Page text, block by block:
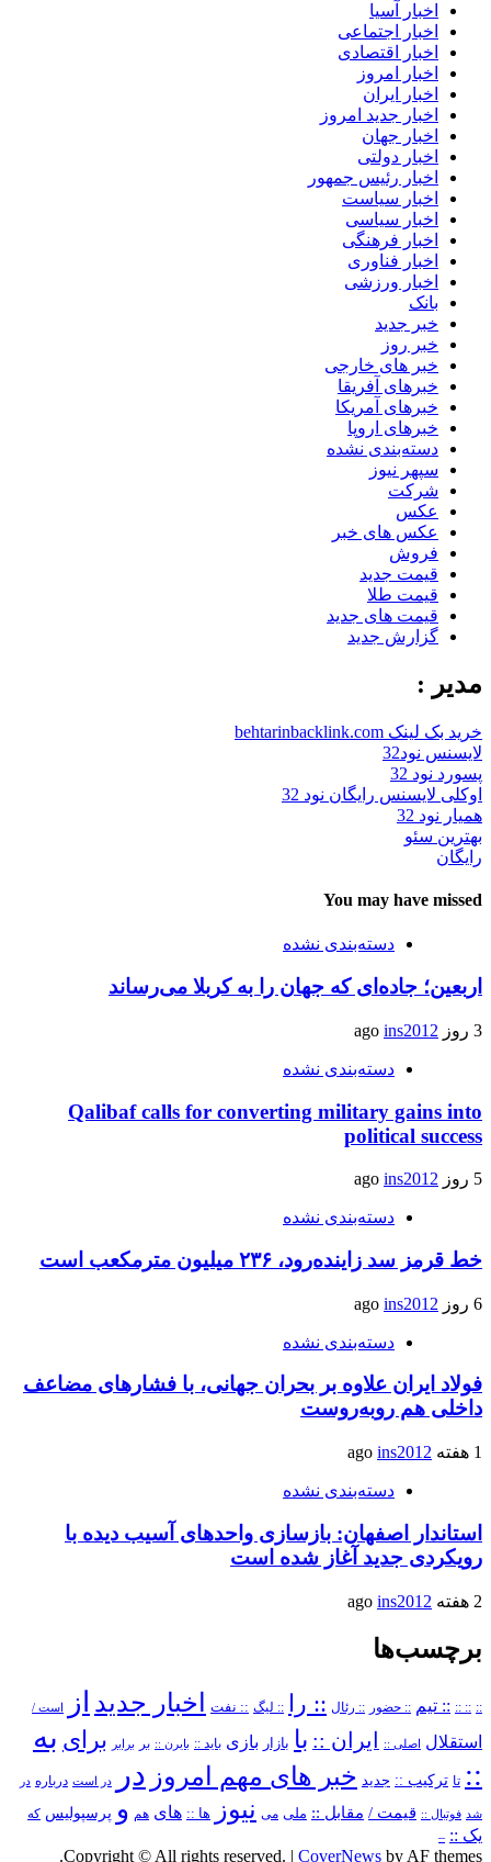
اخبار آسیا
اخبار اجتماعی
اخبار اقتصادی
اخبار امروز
اخبار ایران
اخبار جدید امروز
اخبار جهان
اخبار دولتی
اخبار رئیس جمهور
اخبار سیاست
اخبار سیاسی
اخبار فرهنگی
اخبار فناوری
اخبار ورزشی
بانک
خبر جدید
خبر روز
خبر های خارجی
خبرهای آفریقا
خبرهای آمریکا
خبرهای اروپا
دسته‌بندی نشده
سپهر نیوز
شرکت
عکس
عکس های خبر
فروش
قیمت جدید
قیمت طلا
قیمت های جدید
گزارش جدید
مدیر :
خرید بک لینک behtarinbacklink.com
لایسنس نود32
پسورد نود 32
اوکلی لایسنس رایگان نود 32
همیار نود 32
بهترین سئو
رایگان
You may have missed
دسته‌بندی نشده
اربعین؛ جاده‌ای که جهان را به کربلا می‌رساند
3 روز ago ins2012
دسته‌بندی نشده
Qalibaf calls for converting military gains into
political success
5 روز ago ins2012
دسته‌بندی نشده
خط قرمز سد زاینده‌رود، ۲۳۶ میلیون مترمکعب است
6 روز ago ins2012
دسته‌بندی نشده
فولاد ایران علاوه بر بحران جهانی، با فشارهای مضاعف
داخلی هم روبه‌روست
1 هفته ago ins2012
دسته‌بندی نشده
استاندار اصفهان: بازسازی واحدهای آسیب دیده با
رویکردی جدید آغاز شده است
2 هفته ago ins2012
برچسب‌ها
::
:: :: :: تیم :: حضور :: رئال :: را :: لیگ :: نفت اخبار جدید از است /
استقلال اصلی :: ایران :: با بازار بازی باید :: بایرن :: بر برابر برای به
:: تا ترکیب :: جدید خبر های مهم امروز در در است درباره در
شد فوتبال :: قیمت / مقابل :: ملی می نیوز ها :: های هم و پرسپولیس که
یک :: –
Copyright © All rights reserved. | CoverNews by AF themes.